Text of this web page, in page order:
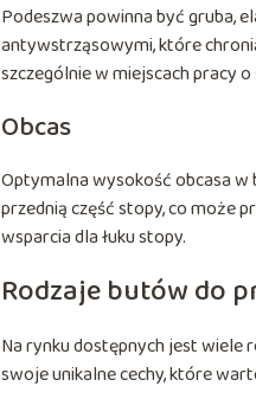
Podeszwa powinna być gruba,
antywstrząsowymi, które
szczególnie w miejscach pracy
Obcas
Optymalna wysokość obcasa w
przednią część stopy, co może
wsparcia dla łuku stopy.
Rodzaje butów do
Na rynku dostępnych jest wiele
swoje unikalne cechy, które